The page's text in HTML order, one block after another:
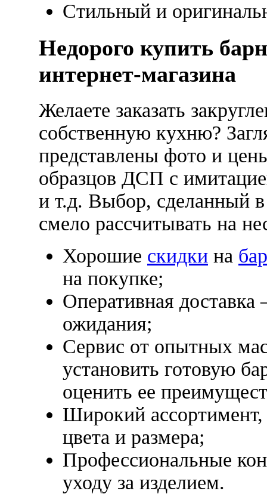
Стильный и
Недорого купить
интернет-магазина
Желаете заказать
собственную кухню?
представлены фото и
образцов ДСП с
и т.д. Выбор, сделанный в
смело рассчитывать на
Хорошие скидки на
на покупке;
Оперативная доставка
ожидания;
Сервис от опытных
установить готовую
оценить ее
Широкий
цвета и размера;
Профессиональные
уходу за изделием.